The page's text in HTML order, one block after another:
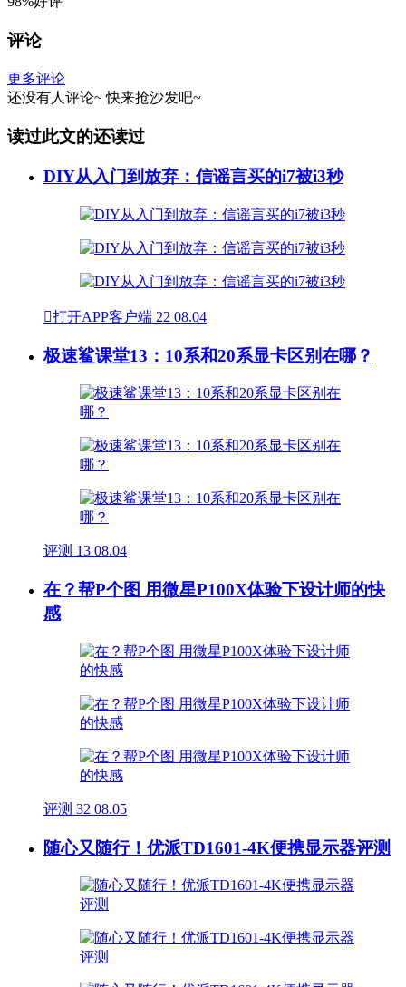
评论
更多评论
还没有人评论~ 快来抢沙发吧~
读过此文的还读过
DIY从入门到放弃：信谣言买的i7被i3秒
打开APP客户端 22 08.04
极速鲨课堂13：10系和20系显卡区别在哪？
评测 13 08.04
在？帮P个图 用微星P100X体验下设计师的快
感
评测 32 08.05
随心又随行！优派TD1601-4K便携显示器评测